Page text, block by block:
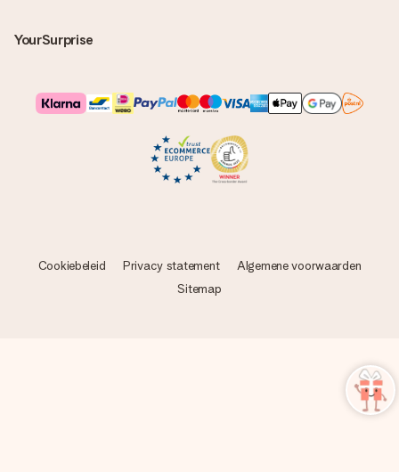
YourSurprise
Cookiebeleid Privacy statement
Algemene voorwaarden
Sitemap